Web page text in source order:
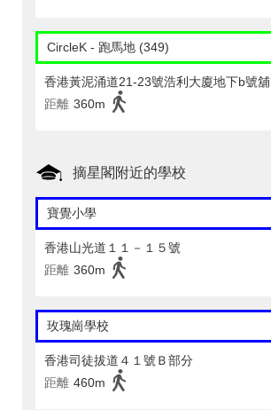
CircleK - 跑馬地 (349)
香港黃泥涌道21-23號浩利大廈地下b號舖
距離 360m
摘星閣附近的學校
寶覺小學
香港山光道１１－１５號
距離 360m
玫瑰崗學校
香港司徒拔道４１號Ｂ部分
距離 460m